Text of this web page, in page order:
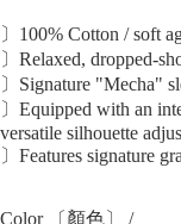
〕100% Cotton / soft
〕Relaxed, dropped-
〕Signature "Mecha"
〕Equipped with an
versatile silhouette
〕Features signature
Color 〔顏色〕 /